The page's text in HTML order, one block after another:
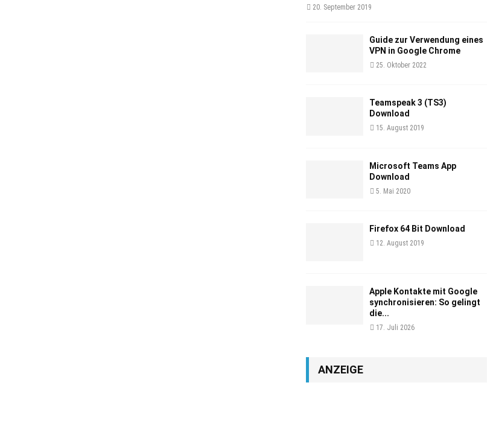
20. September 2019
Guide zur Verwendung eines
VPN in Google Chrome
25. Oktober 2022
Teamspeak 3 (TS3)
Download
15. August 2019
Microsoft Teams App
Download
5. Mai 2020
Firefox 64 Bit Download
12. August 2019
Apple Kontakte mit Google
synchronisieren: So gelingt
die...
17. Juli 2026
ANZEIGE